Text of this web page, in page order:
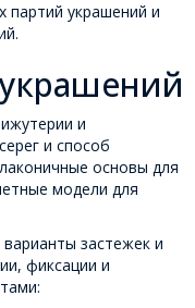
партий украшений и
и
и способ
основы для
модели для
застежек и
фиксации и